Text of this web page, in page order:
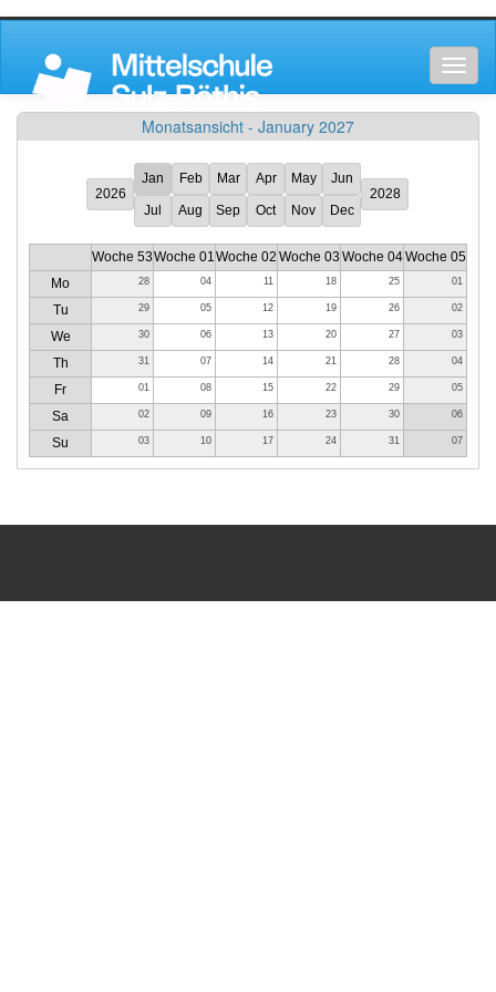
Monatsansicht - January 2027
2026
Jan Feb Mar Apr May Jun
Jul Aug Sep Oct Nov Dec
2028
Woche 53Woche 01Woche 02 Woche 03 Woche 04Woche 05
Mo
28 04 11 18 25 01
Tu 29 05 12 19 26 02
We 30 06 13 20 27 03
Th 31 07 14 21 28 04
Fr 01 08 15 22 29 05
Sa 02 09 16 23 30 06
Su 03 10 17 24 31 07